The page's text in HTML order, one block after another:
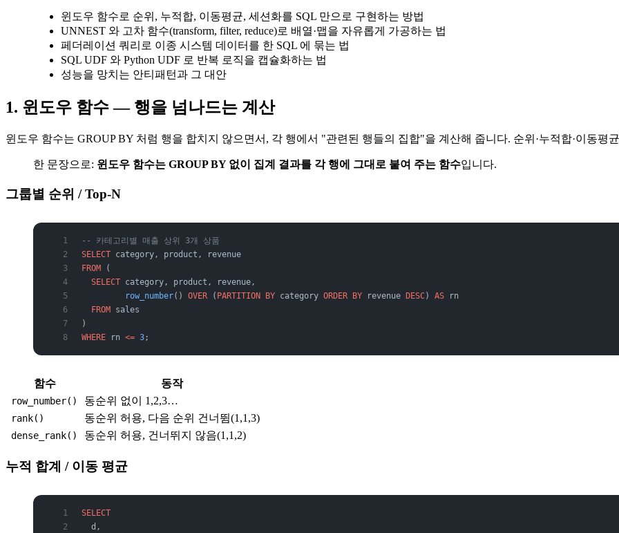
윈도우 함수로 순위, 누적합, 이동평균, 세션화를 SQL 만으로 구현하는 방법
UNNEST 와 고차 함수(transform, filter, reduce)로 배열·맵을 자유롭게 가공하는 법
페더레이션 쿼리로 이종 시스템 데이터를 한 SQL 에 묶는 법
SQL UDF 와 Python UDF 로 반복 로직을 캡슐화하는 법
성능을 망치는 안티패턴과 그 대안
1. 윈도우 함수 — 행을 넘나드는 계산
윈도우 함수는 GROUP BY 처럼 행을 합치지 않으면서, 각 행에서 "관련된 행들의 집합"을 계산해 줍니다. 순위·누적합·이동
한 문장으로: 윈도우 함수는 GROUP BY 없이 집계 결과를 각 행에 그대로 붙여 주는 함수입니다.
그룹별 순위 / Top-N
-- 카테고리별 매출 상위 3개 상품
SELECT category, product, revenue
FROM (
  SELECT
category, product, revenue,
         row_number
() OVER ( PARTITION BY category ORDER BY revenue DESC) AS rn
  FROM
sales
)
WHERE rn <= 3 ;
함수 동작
row_number() 동순위 없이 1,2,3…
rank() 동순위 허용, 다음 순위 건너뜀(1,1,3)
dense_rank() 동순위 허용, 건너뛰지 않음(1,1,2)
누적 합계 / 이동 평균
SELECT
  d,